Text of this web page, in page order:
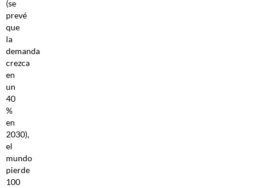
(se
prevé
que
la
demanda
crezca
en
un
40
%
en
2030),
el
mundo
pierde
100